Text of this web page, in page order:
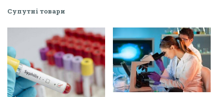
полових
Супутні товари